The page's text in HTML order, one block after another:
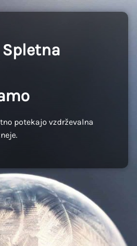
potekajo vzdrževalna